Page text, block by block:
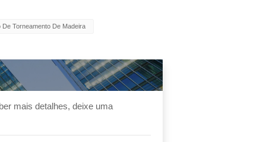
De Torneamento De Madeira
mais detalhes, deixe uma